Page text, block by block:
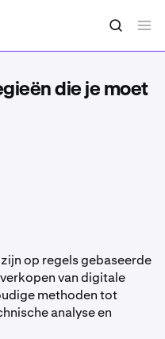
die je moet
op regels gebaseerde
van digitale
methoden tot
analyse en